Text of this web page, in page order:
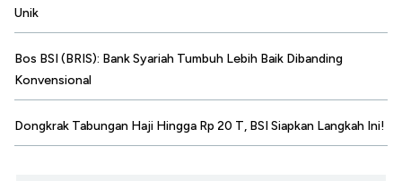
Unik
Bos BSI (BRIS): Bank Syariah Tumbuh Lebih Baik Dibanding
Konvensional
Dongkrak Tabungan Haji Hingga Rp 20 T, BSI Siapkan Langkah Ini!